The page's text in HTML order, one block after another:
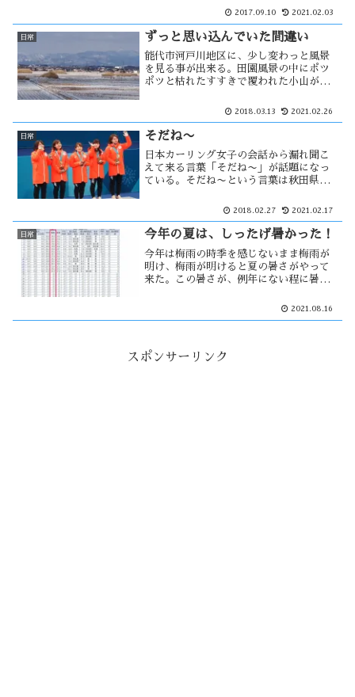
える感じになります。おなごりには、天
空の不夜城が参加していない。畠町通り
には電線があるので運行が出来ないため
です。その打開策を考えてみた・・
2017.09.10 2021.02.03
日常 ずっと思い込んでいた間違い
能代市河戸川地区に、少し変わっと風景
を見る事が出来る。田園風景の中にポツ
ポツと枯れたすすきで覆われた小山が見
ーバーラップした。近くには柏子所貝塚
と思われる。しかし、新聞にこの小山の
2018.03.13 2021.02.26
日常 そだね〜
日本カーリング女子の会話から漏れ聞こ
えて来る言葉「そだね〜」が話題になっ
ている。そだね〜という言葉は秋田県で
方だと思う。 通常は「んだな〜」 という
2018.02.27 2021.02.17
日常 今年の夏は、しったげ暑かった！
今年は梅雨の時季を感じないまま梅雨が
明け、梅雨が明けると夏の暑さがやって
来た。この暑さが、例年にない程に暑く
響で暑さが続く様になった。その影響で
2021.08.16
スポンサーリンク